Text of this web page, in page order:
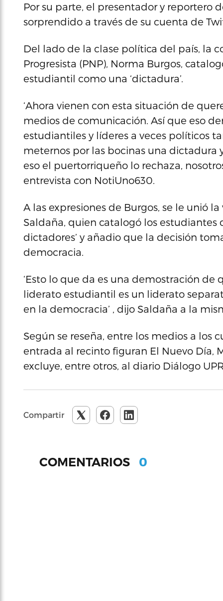
Por su parte, el presentador y reportero
sorprendido a través de su cuenta de
Del lado de la clase política del país, la
Progresista (PNP), Norma Burgos,
estudiantil como una ‘dictadura’.
‘Ahora vienen con esta situación de
medios de comunicación. Así que eso
estudiantiles y líderes a veces políticos
meternos por las bocinas una dictadura
eso el puertorriqueño lo rechaza,
entrevista con NotiUno630.
A las expresiones de Burgos, se le unió
Saldaña, quien catalogó los estudiantes
dictadores’ y añadio que la decisión
democracia.
‘Esto lo que da es una demostración
liderato estudiantil es un liderato
en la democracia’ , dijo Saldaña a la
Según se reseña, entre los medios a los
entrada al recinto figuran El Nuevo Día,
excluye, entre otros, al diario Diálogo
Compartir
COMENTARIOS 0